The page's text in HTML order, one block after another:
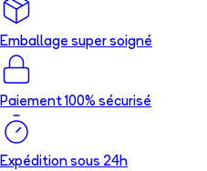
Emballage super soigné
Paiement 100% sécurisé
Expédition sous 24h